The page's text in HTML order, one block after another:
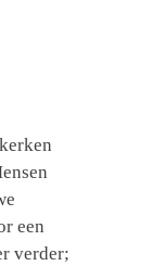
een
verder;